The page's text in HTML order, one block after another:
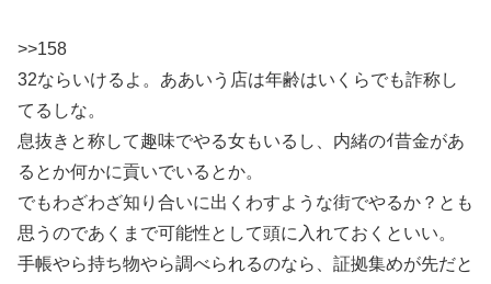
>>158
32ならいけるよ。ああいう店は年齢はいくらでも詐称し
てるしな。
息抜きと称して趣味でやる女もいるし、内緒のｲ昔金があ
るとか何かに貢いでいるとか。
でもわざわざ知り合いに出くわすような街でやるか？とも
思うのであくまで可能性として頭に入れておくといい。
手帳やら持ち物やら調べられるのなら、証拠集めが先だと